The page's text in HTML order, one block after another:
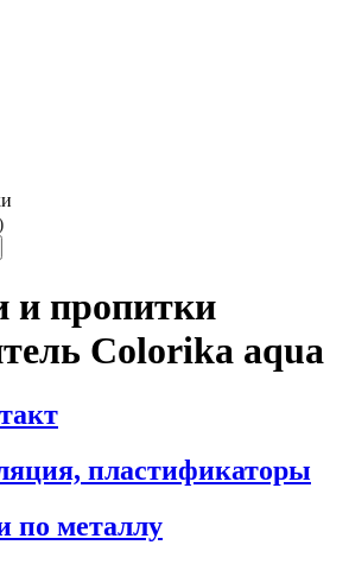
и пропитки
Colorika aqua
пластификаторы
по металлу